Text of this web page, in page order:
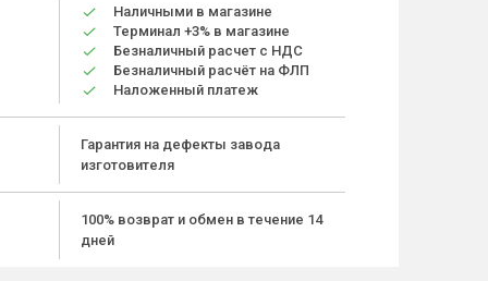
Наличными в магазине
Терминал +3% в магазине
Безналичный расчет с НДС
Безналичный расчёт на ФЛП
Наложенный платеж
Гарантия на дефекты завода
изготовителя
100% возврат и обмен в течение 14
дней